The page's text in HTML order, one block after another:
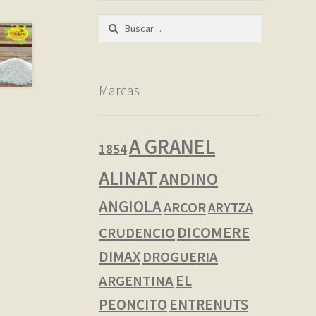
Buscar:
Marcas
1854A GRANEL
ALINATANDINO
ANGIOLAARCORARYTZA
CRUDENCIO DICOMERE
DIMAXDROGUERIA
ARGENTINAEL
PEONCITO ENTRENUTS